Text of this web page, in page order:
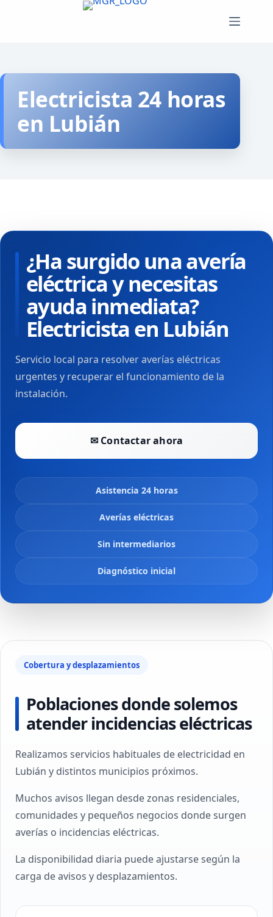
Electricista 24 horas
en Lubián
¿Ha surgido una avería
eléctrica y necesitas
ayuda inmediata?
Electricista en Lubián
Servicio local para resolver averías eléctricas
urgentes y recuperar el funcionamiento de la
instalación.
✉ Contactar ahora
Asistencia 24 horas
Averías eléctricas
Sin intermediarios
Diagnóstico inicial
Cobertura y desplazamientos
Poblaciones donde solemos
atender incidencias eléctricas
Realizamos servicios habituales de electricidad en
Lubián y distintos municipios próximos.
Muchos avisos llegan desde zonas residenciales,
comunidades y pequeños negocios donde surgen
averías o incidencias eléctricas.
La disponibilidad diaria puede ajustarse según la
carga de avisos y desplazamientos.